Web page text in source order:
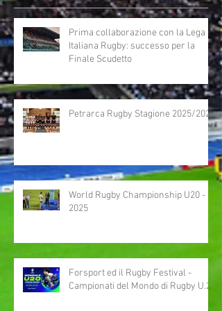
Prima collaborazione con la Lega
Italiana Rugby: successo per la
Finale Scudetto
Petrarca Rugby Stagione 2025/2026
World Rugby Championship U20 -
2025
Forsport ed il Rugby Festival -
Campionati del Mondo di Rugby U.20